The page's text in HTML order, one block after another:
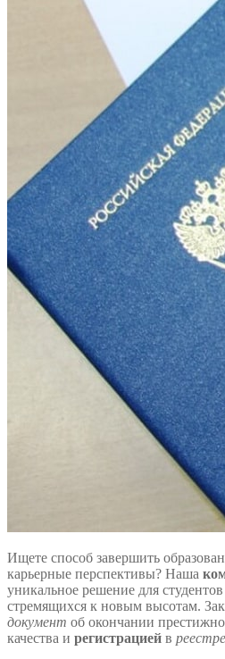
Ищете способ завершить
карьерные перспективы? Наша
уникальное решение для
стремящихся к новым высотам.
документ об окончании
качества и регистрацией в реестре